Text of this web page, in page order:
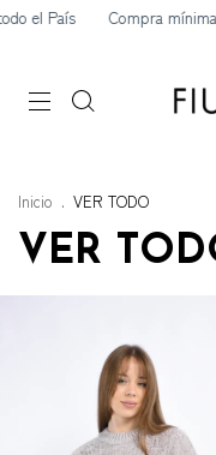
mínima $120.000 |
Inicio . VER TODO
VER